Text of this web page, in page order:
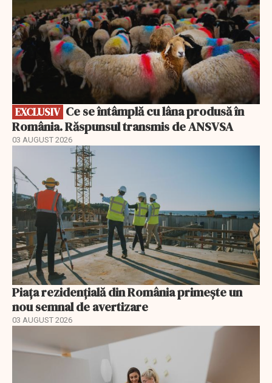
EXCLUSIV
România. Răspunsul transmis de ANSVSA
03 AUGUST 2026
Piața rezidențială din România primește un
nou semnal de avertizare
03 AUGUST 2026